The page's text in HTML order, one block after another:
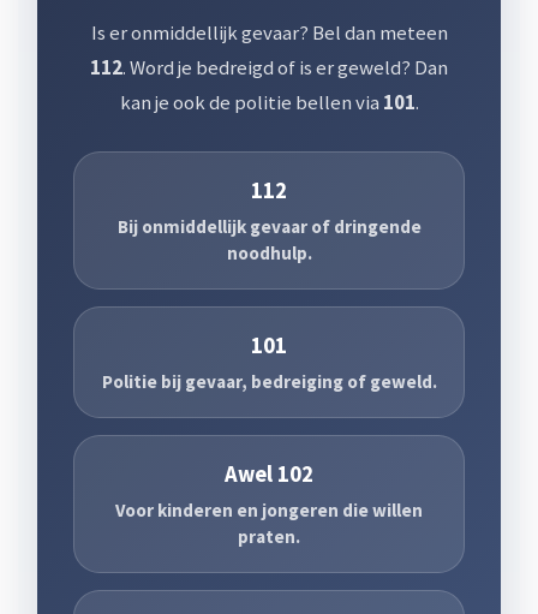
Is er onmiddellijk gevaar? Bel dan meteen
112. Word je bedreigd of is er geweld? Dan
kan je ook de politie bellen via 101.
112
Bij onmiddellijk gevaar of dringende
noodhulp.
101
Politie bij gevaar, bedreiging of geweld.
Awel 102
Voor kinderen en jongeren die willen
praten.